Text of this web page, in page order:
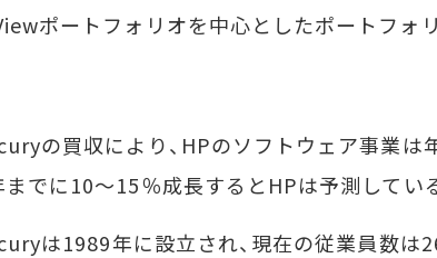
ポートフォリオを中心としたポートフォ
の買収により、HPのソフトウェア事業は
でに10～15％成長するとHPは予測してい
は1989年に設立され、現在の従業員数は